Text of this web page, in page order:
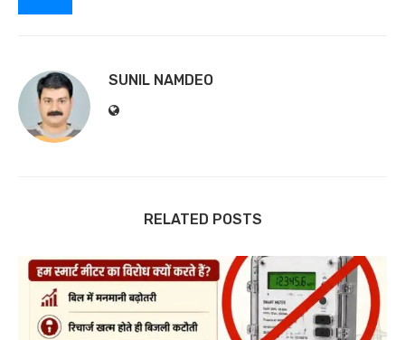
SUNIL NAMDEO
RELATED POSTS